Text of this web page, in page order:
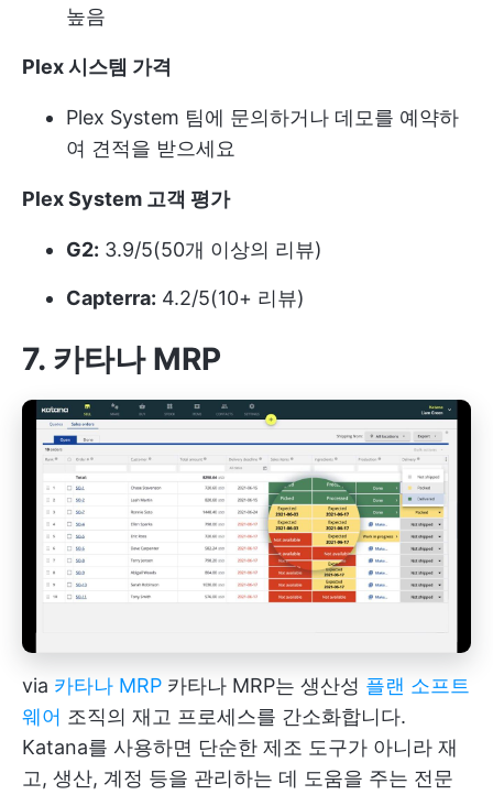
높음
Plex 시스템 가격
Plex System 팀에 문의하거나 데모를 예약하
여 견적을 받으세요
Plex System 고객 평가
G2: 3.9/5(50개 이상의 리뷰)
Capterra: 4.2/5(10+ 리뷰)
7. 카타나 MRP
via 카타나 MRP 카타나 MRP는 생산성 플랜 소프트
웨어 조직의 재고 프로세스를 간소화합니다.
Katana를 사용하면 단순한 제조 도구가 아니라 재
고, 생산, 계정 등을 관리하는 데 도움을 주는 전문